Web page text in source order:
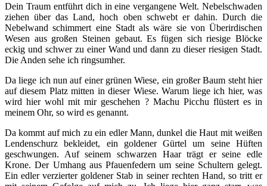
Dein Traum entführt dich in eine vergangene Welt. Nebelschwaden
ziehen über das Land, hoch oben schwebt er dahin. Durch die
Nebelwand schimmert eine Stadt als wäre sie von Überirdischen
Wesen aus großen Steinen gebaut. Es fügen sich riesige Blöcke
eckig und schwer zu einer Wand und dann zu dieser riesigen Stadt.
Die Anden sehe ich ringsumher.
Da liege ich nun auf einer grünen Wiese, ein großer Baum steht hier
auf diesem Platz mitten in dieser Wiese. Warum liege ich hier, was
wird hier wohl mit mir geschehen ? Machu Picchu flüstert es in
meinem Ohr, so wird es genannt.
Da kommt auf mich zu ein edler Mann, dunkel die Haut mit weißen
Lendenschurz bekleidet, ein goldener Gürtel um seine Hüften
geschwungen. Auf seinem schwarzen Haar trägt er seine edle
Krone. Der Umhang aus Pfauenfedern um seine Schultern gelegt.
Ein edler verzierter goldener Stab in seiner rechten Hand, so tritt er